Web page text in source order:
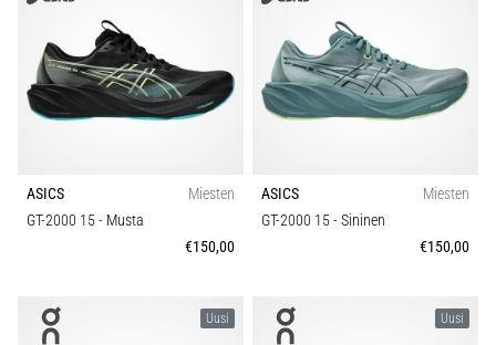
ASICS
Miesten
GT-2000 15- Musta
€150,00
ASICS
Miesten
GT-2000 15- Sininen
€150,00
Uusi Uusi